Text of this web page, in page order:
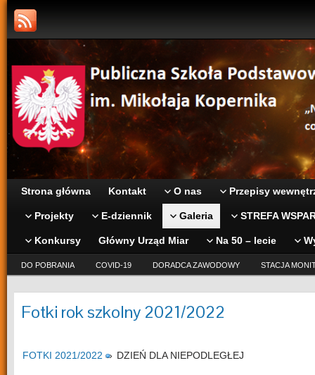
Strona główna Kontakt O nas Przepisy
Projekty E-dziennik Galeria STREFA
Konkursy Główny Urząd Miar Na 50 – lecie
DO POBRANIA COVID-19 DORADCA ZAWODOWY STACJA
Fotki rok szkolny 2021/2022
FOTKI 2021/2022 » DZIEŃ DLA NIEPODLEGŁEJ